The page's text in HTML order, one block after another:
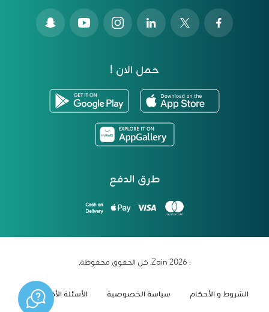
حمل الان !
طرق الدفع
؛ 2026 Zain. كل الحقوق محفوظة.
الشروط و الأحكام سياسة الخصوصية
الأسئلة الأكثر شيوعاً